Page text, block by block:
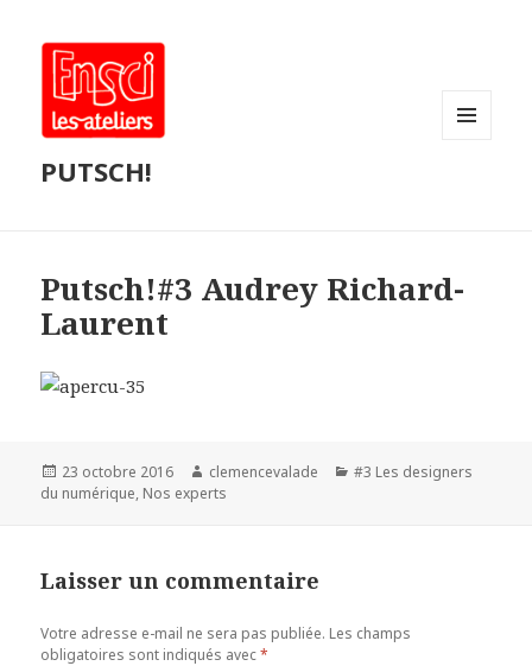
PUTSCH!
Putsch!#3 Audrey Richard-
Laurent
Publié
le
23 octobre 2016 Auteur
clemencevalade Catégories
#3 Les designers
du numérique, Nos experts
Laisser un commentaire
Votre adresse e-mail ne sera pas publiée. Les champs
obligatoires sont indiqués avec*